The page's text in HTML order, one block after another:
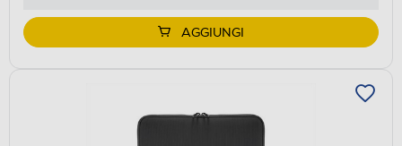
AGGIUNGI